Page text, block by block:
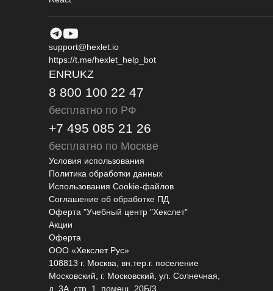
support@hexlet.io
https://t.me/hexlet_help_bot
ENRUKZ
8 800 100 22 47
бесплатно по РФ
+7 495 085 21 26
бесплатно по Москве
Условия использования
Политика обработки данных
Использования Cookie-файлов
Соглашение об обработке ПД
Оферта "Учебный центр "Хекслет"
Акции
Оферта
ООО «Хекслет Рус»
108813 г. Москва, вн.тер.г. поселение
Московский, г. Московский, ул. Солнечная,
д. 3А, стр. 1, помещ. 20Б/3